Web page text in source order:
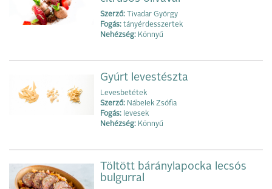
Szerző: Tivadar György
Fogás: tányérdesszertek
Nehézség: Könnyű
Gyúrt levestészta
Levesbetétek
Szerző: Nábelek Zsófia
Fogás: levesek
Nehézség: Könnyű
Töltött báránylapocka lecsós
bulgurral